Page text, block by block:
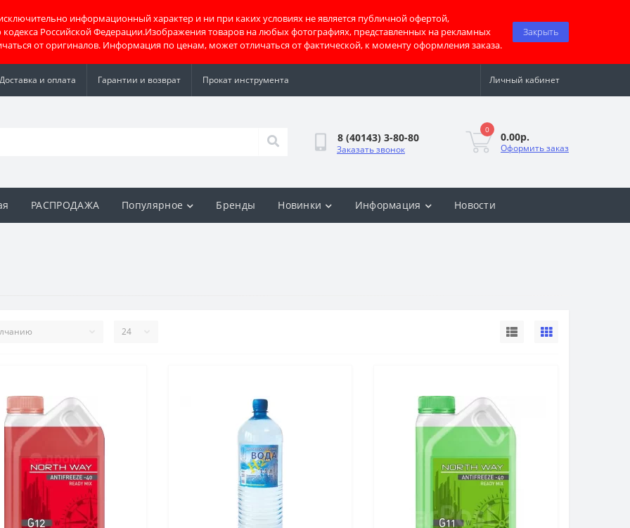
информационный характер и ни при каких условиях не является публичной офертой,
Российской Федерации.Изображения товаров на любых фотографиях, представленных на рекламных
от оригиналов. Информация по ценам, может отличаться от фактической, к моменту оформления заказа.
Закрыть
Доставка и оплата Гарантии и возврат Прокат инструмента Личный кабинет
8 (40143) 3-80-80
Заказать звонок
0
0.00р.
Оформить заказ
РАСПРОДАЖА Популярное Бренды Новинки Информация Новости